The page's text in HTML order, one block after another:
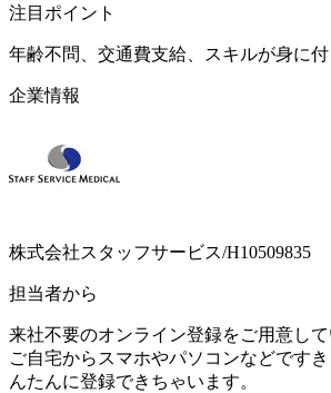
注目ポイント
年齢不問、交通費支給、スキルが身に
企業情報
株式会社スタッフサービス/H10509835
担当者から
来社不要のオンライン登録をご用意して
ご自宅からスマホやパソコンなどです
んたんに登録できちゃいます。